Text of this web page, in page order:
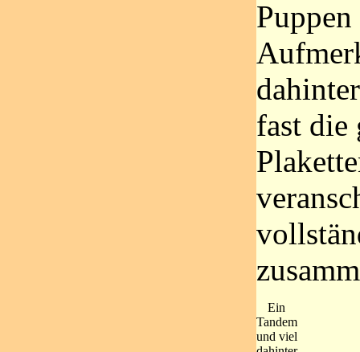
fast die
Ein
Tandem
und viel